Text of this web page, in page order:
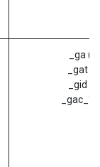
_ga
_gat
_gid
_gac_*